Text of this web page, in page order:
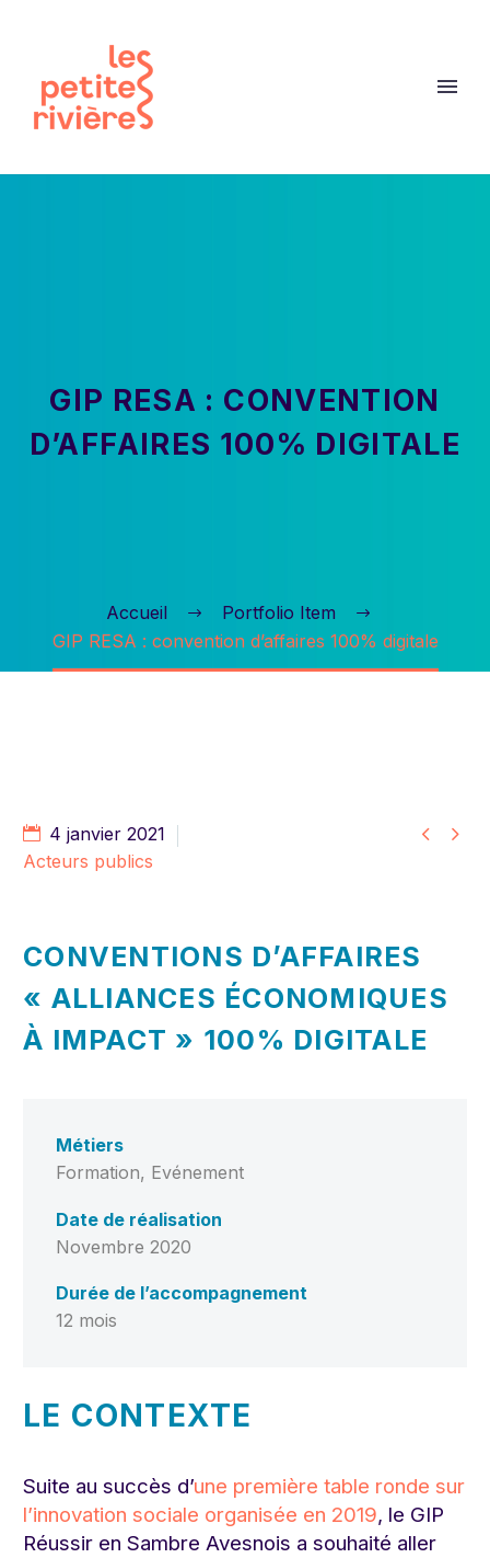
GIP RESA : CONVENTION
D’AFFAIRES 100% DIGITALE
Accueil
Portfolio Item
GIP RESA : convention d’affaires 100% digitale
 
4 janvier 2021
Acteurs publics
CONVENTIONS D’AFFAIRES
« ALLIANCES ÉCONOMIQUES
À IMPACT » 100% DIGITALE
Métiers
Formation, Evénement
Date de réalisation
Novembre 2020
Durée de l’accompagnement
12 mois
LE CONTEXTE
Suite au succès d’une première table ronde sur
l’innovation sociale organisée en 2019, le GIP
Réussir en Sambre Avesnois a souhaité aller